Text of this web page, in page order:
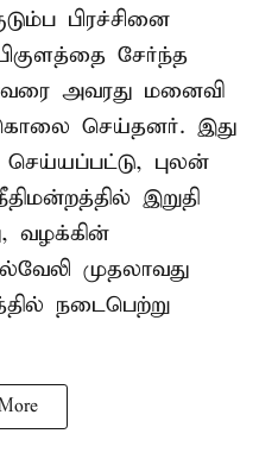
பிரச்சினை
சேர்ந்த
அவரது மனைவி
செய்தனர். இது
செய்யப்பட்டு, புலன்
இறுதி
வழக்கின்
முதலாவது
நடைபெற்று